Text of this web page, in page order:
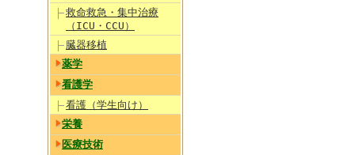
救命救急・集中治療
（ICU・CCU）
臓器移植
薬学
看護学
看護（学生向け）
栄養
医療技術